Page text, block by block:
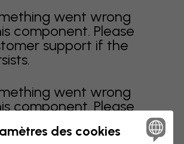
went wrong
component. Please
support if the
went wrong
component. Please
support if the
des cookies